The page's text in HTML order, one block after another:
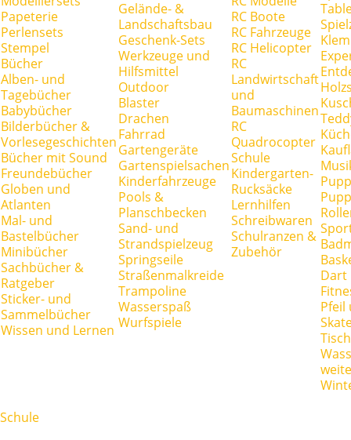
Papeterie
Perlensets
Stempel
Bücher
Alben- und
Tagebücher
Babybücher
Bilderbücher &
Vorlesegeschichten
Bücher mit Sound
Freundebücher
Globen und
Atlanten
Mal- und
Bastelbücher
Minibücher
Sachbücher &
Ratgeber
Sticker- und
Sammelbücher
Wissen und Lernen
Gelände- &
Landschaftsbau
Geschenk-Sets
Werkzeuge und
Hilfsmittel
Outdoor
Blaster
Drachen
Fahrrad
Gartengeräte
Gartenspielsachen
Kinderfahrzeuge
Pools &
Planschbecken
Sand- und
Strandspielzeug
Springseile
Straßenmalkreide
Trampoline
Wasserspaß
Wurfspiele
RC Boote
RC Fahrzeuge
RC Helicopter
RC
Landwirtschaft
und
Baumaschinen
RC
Quadrocopter
Schule
Kindergarten-
Rucksäcke
Lernhilfen
Schreibwaren
Schulranzen &
Zubehör
Dart
Pfeil
Schule